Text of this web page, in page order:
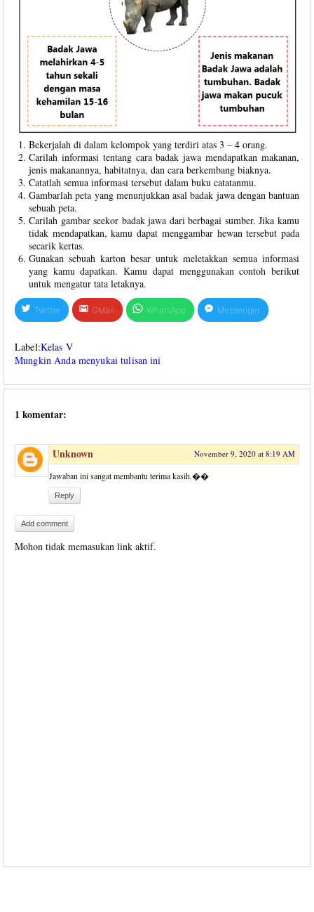
Bekerjalah di dalam kelompok yang terdiri atas 3 – 4 orang.
Carilah informasi tentang cara badak jawa mendapatkan makanan,
jenis makanannya, habitatnya, dan cara berkembang biaknya.
Catatlah semua informasi tersebut dalam buku catatanmu.
Gambarlah peta yang menunjukkan asal badak jawa dengan bantuan
sebuah peta.
Carilah gambar seekor badak jawa dari berbagai sumber. Jika kamu
tidak mendapatkan, kamu dapat menggambar hewan tersebut pada
secarik kertas.
Gunakan sebuah karton besar untuk meletakkan semua informasi
yang kamu dapatkan. Kamu dapat menggunakan contoh berikut
untuk mengatur tata letaknya.
Twitter GMail WhatsApp Messenger
Label:Kelas V
Mungkin Anda menyukai tulisan ini
1 komentar:
Unknown November 9, 2020 at 8:19 AM
Jawaban ini sangat membantu terima kasih.��
Reply
Add comment
Mohon tidak memasukan link aktif.